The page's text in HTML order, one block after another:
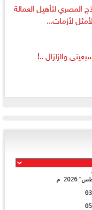
المصري لتأهيل العمالة
لأزمات...
والزلزال ..!
2026 م